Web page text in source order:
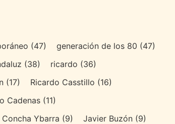
(47) generación de los 80 (47)
(38) ricardo (36)
(17) Ricardo Casstillo (16)
Cadenas (11)
Concha Ybarra (9) Javier Buzón (9)